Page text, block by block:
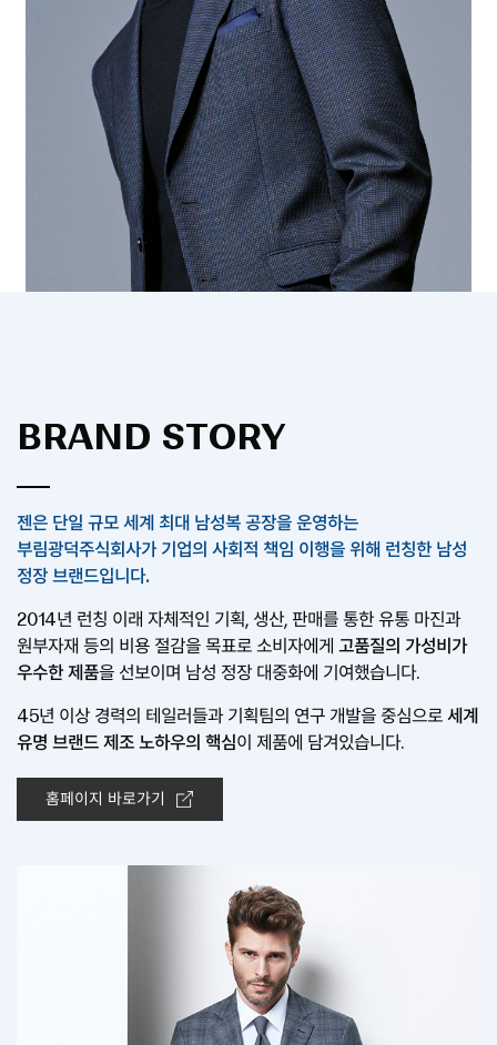
BRAND STORY
젠은 단일 규모 세계 최대 남성복 공장을 운영하는
부림광덕주식회사가 기업의 사회적 책임 이행을 위해 런칭한 남성
정장 브랜드입니다.
2014년 런칭 이래 자체적인 기획, 생산, 판매를 통한 유통 마진과
원부자재 등의 비용 절감을 목표로 소비자에게 고품질의 가성비가
우수한 제품을 선보이며 남성 정장 대중화에 기여했습니다.
45년 이상 경력의 테일러들과 기획팀의 연구 개발을 중심으로 세계
유명 브랜드 제조 노하우의 핵심이 제품에 담겨있습니다.
홈페이지 바로가기